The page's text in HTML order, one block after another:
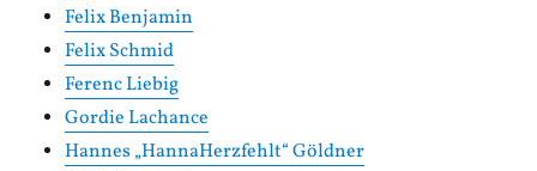
Felix Benjamin
Felix Schmid
Ferenc Liebig
Gordie Lachance
Hannes „HannaHerzfehlt“ Göldner